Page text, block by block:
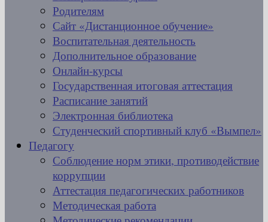
Родителям
Сайт «Дистанционное обучение»
Воспитательная деятельность
Дополнительное образование
Онлайн-курсы
Государственная итоговая аттестация
Расписание занятий
Электронная библиотека
Студенческий спортивный клуб «Вымпел»
Педагогу
Соблюдение норм этики, противодействие
коррупции
Аттестация педагогических работников
Методическая работа